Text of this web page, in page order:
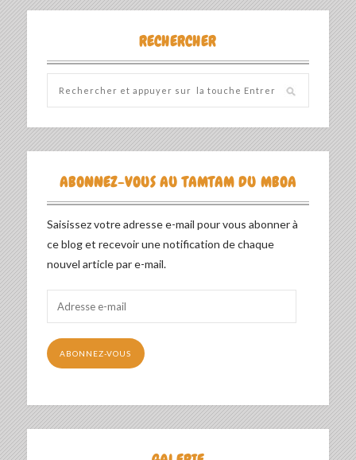
RECHERCHER
ABONNEZ-VOUS AU TAMTAM DU MBOA
Saisissez votre adresse e-mail pour vous abonner à
ce blog et recevoir une notification de chaque
nouvel article par e-mail.
mail
ABONNEZ-VOUS